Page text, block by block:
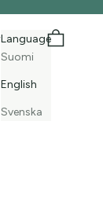
Language
Suomi
English
Svenska
Search
Cart